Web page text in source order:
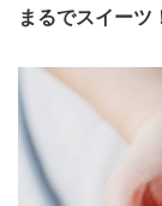
まるでスイー